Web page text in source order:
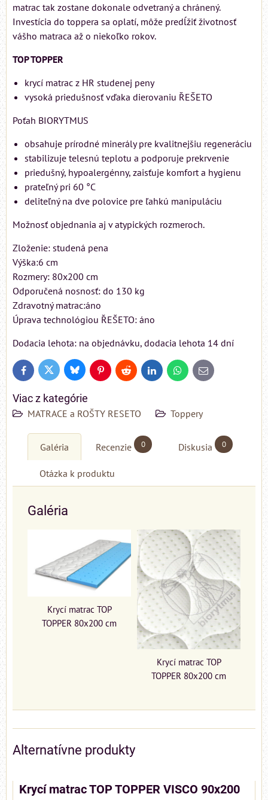
matrac tak zostane dokonale odvetraný a chránený.
Investícia do toppera sa oplatí, môže predĺžiť životnosť
vášho matraca až o niekoľko rokov.
TOP TOPPER
krycí matrac z HR studenej peny
vysoká priedušnosť vďaka dierovaniu ŘEŠETO
Poťah BIORYTMUS
obsahuje prírodné minerály pre kvalitnejšiu regeneráciu
stabilizuje telesnú teplotu a podporuje prekrvenie
priedušný, hypoalergénny, zaisťuje komfort a hygienu
prateľný pri 60 °C
deliteľný na dve polovice pre ľahkú manipuláciu
Možnosť objednania aj v atypických rozmeroch.
Zloženie: studená pena
Výška:6 cm
Rozmery: 80x200 cm
Odporučená nosnosť: do 130 kg
Zdravotný matrac:áno
Úprava technológiou ŘEŠETO: áno
Dodacia lehota: na objednávku, dodacia lehota 14 dní
FacebookTwitter BlueskyPinterestReddit LinkedInWhatsApp
E-
mail
Viac z kategórie
MATRACE a ROŠTY RESETO Toppery
Galéria Recenzie 0 Diskusia 0
Otázka k produktu
Galéria
Krycí matrac TOP
TOPPER 80x200 cm
Krycí matrac TOP
TOPPER 80x200 cm
Alternatívne produkty
Krycí matrac TOP TOPPER VISCO 90x200